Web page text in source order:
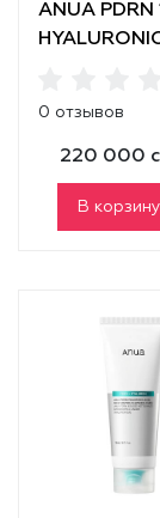
ANUA PDRN
0 отзывов
220 000
В корзину